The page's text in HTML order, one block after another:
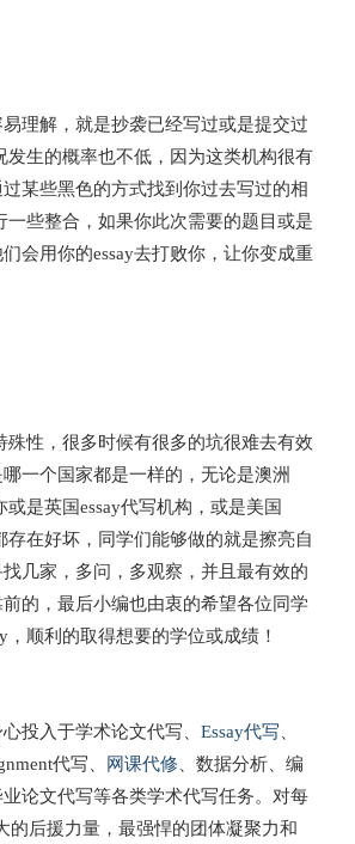
理解，就是抄袭已经写过或是提交过
发生的概率也不低，因为这类机构很有
某些黑色的方式找到你过去写过的相
一些整合，如果你此次需要的题目或是
会用你的essay去打败你，让你变成重
殊性，很多时候有很多的坑很难去有效
一个国家都是一样的，无论是澳洲
或是英国essay代写机构，或是美国
存在好坏，同学们能够做的就是擦亮自
几家，多问，多观察，并且最有效的
的，最后小编也由衷的希望各位同学
，顺利的取得想要的学位或成绩！
投入于学术论文代写、 Essay代写
代写、 网课代修 、数据分析、编
论文代写等各类学术代写任务。对每
的后援力量，最强悍的团体凝聚力和